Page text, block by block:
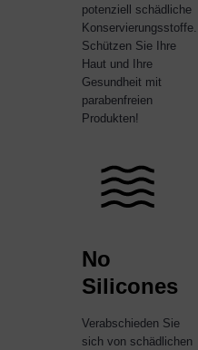
potenziell schädliche
Konservierungsstoffe.
Schützen Sie Ihre
Haut und Ihre
Gesundheit mit
parabenfreien
Produkten!
No
Silicones
Verabschieden Sie
sich von schädlichen